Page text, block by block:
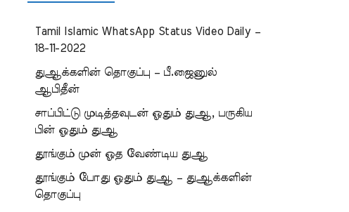
Tamil Islamic WhatsApp Status Video Daily –
18-11-2022
துஆக்களின் தொகுப்பு – பீ.ஜைனுல்
ஆபிதீன்
சாப்பிட்டு முடித்தவுடன் ஓதும் துஆ, பருகிய
பின் ஓதும் துஆ
தூங்கும் முன் ஓத வேண்டிய துஆ
தூங்கும் போது ஓதும் துஆ – துஆக்களின்
தொகுப்பு